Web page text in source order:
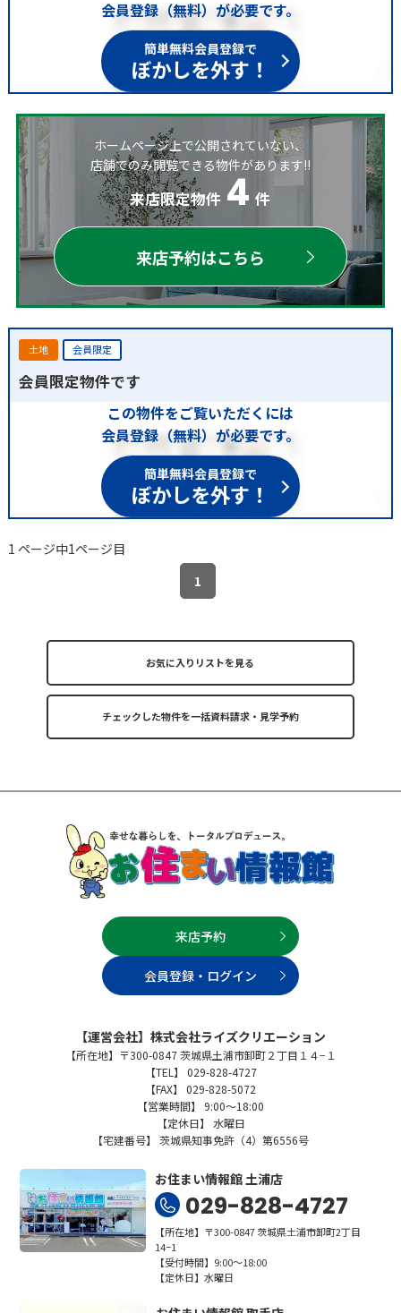
会員登録（無料）が必要です。
簡単無料会員登録で
ぼかしを外す！
ホームページ上で公開されていない、
店舗でのみ閲覧できる物件があります!!
来店限定物件 4 件
来店予約はこちら
土地 会員限定
会員限定物件です
この物件をご覧いただくには
会員登録（無料）が必要です。
簡単無料会員登録で
ぼかしを外す！
1 ページ中1ページ目
1
お気に入りリストを見る
来店予約
会員登録・ログイン
【運営会社】株式会社ライズクリエーション
【所在地】〒300-0847 茨城県土浦市卸町２丁目１４−１
【TEL】 029-828-4727
【FAX】 029-828-5072
【営業時間】 9:00～18:00
【定休日】 水曜日
【宅建番号】 茨城県知事免許（4）第6556号
お住まい情報館 土浦店
029-828-4727
【所在地】〒300-0847 茨城県土浦市卸町2丁目
14−1
【受付時間】9:00～18:00
【定休日】水曜日